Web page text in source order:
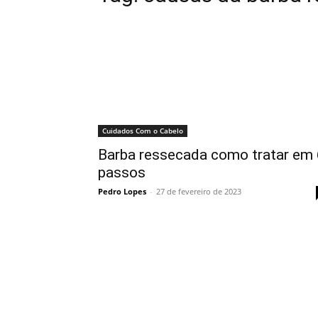
Cuidados Com o Cabelo
Barba ressecada como tratar em
passos
Pedro Lopes - 27 de fevereiro de 2023